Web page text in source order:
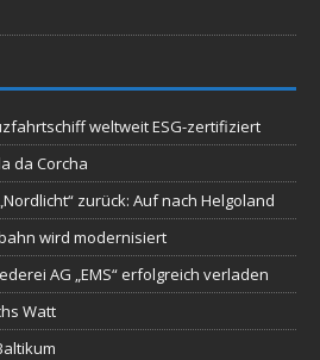
weltweit ESG-zertifiziert
da Corcha
zurück: Auf nach Helgoland
wird modernisiert
AG „EMS“ erfolgreich verladen
Watt